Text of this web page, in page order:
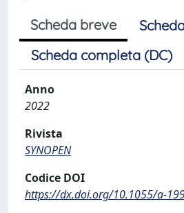
Scheda breve
Scheda completa (DC)
Anno
2022
Rivista
SYNOPEN
Codice DOI
https://dx.doi.org/10.1055/a-